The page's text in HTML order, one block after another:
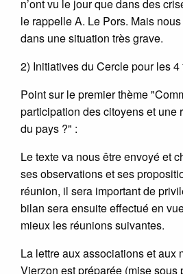
n’ont vu le jour que dans des
le rappelle A. Le Pors. Mais
dans une situation très grave.
2) Initiatives du Cercle pour les 4
Point sur le premier thème
participation des citoyens et une
du pays ?" :
Le texte va nous être envoyé et
ses observations et ses
réunion, il sera important de
bilan sera ensuite effectué en
mieux les réunions suivantes.
La lettre aux associations et aux
Vierzon est préparée (mise sous